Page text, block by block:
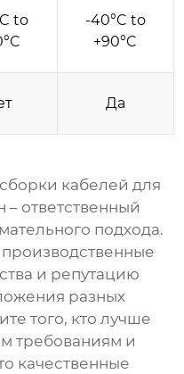
to
-40°C to
+90°C
Да
кабелей для
– ответственный
подхода.
и репутацию
разных
того, кто лучше
требованиям и
качественные